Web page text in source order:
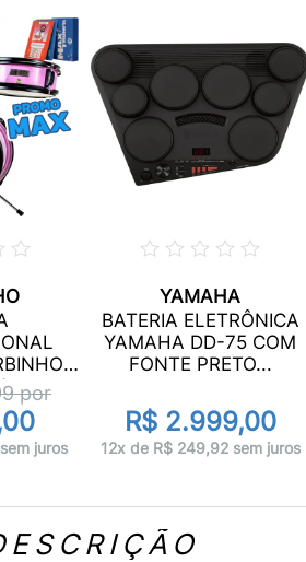
por
juros
YAMAHA
BATERIA ELETRÔNICA
YAMAHA DD-75 COM
FONTE PRETO...
R$ 2.999,00
12x de R$ 249,92 sem juros